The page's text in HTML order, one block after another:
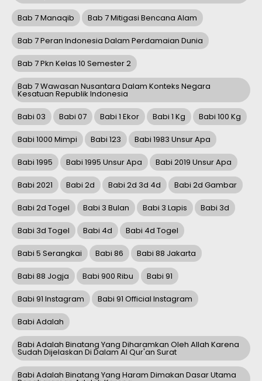
Bab 7 Manaqib Bab 7 Mitigasi Bencana Alam
Bab 7 Peran Indonesia Dalam Perdamaian Dunia
Bab 7 Pkn Kelas 10 Semester 2
Bab 7 Wawasan Nusantara Dalam Konteks Negara
Kesatuan Republik Indonesia
Babi 03 Babi 07 Babi 1 Ekor Babi 1 Kg Babi 100 Kg
Babi 1000 Mimpi Babi 123 Babi 1983 Unsur Apa
Babi 1995 Babi 1995 Unsur Apa Babi 2019 Unsur Apa
Babi 2021 Babi 2d Babi 2d 3d 4d Babi 2d Gambar
Babi 2d Togel Babi 3 Bulan Babi 3 Lapis Babi 3d
Babi 3d Togel Babi 4d Babi 4d Togel
Babi 5 Serangkai Babi 86 Babi 88 Jakarta
Babi 88 Jogja Babi 900 Ribu Babi 91
Babi 91 Instagram Babi 91 Official Instagram
Babi Adalah
Babi Adalah Binatang Yang Diharamkan Oleh Allah Karena
Sudah Dijelaskan Di Dalam Al Qur'an Surat
Babi Adalah Binatang Yang Haram Dimakan Dasar Utama